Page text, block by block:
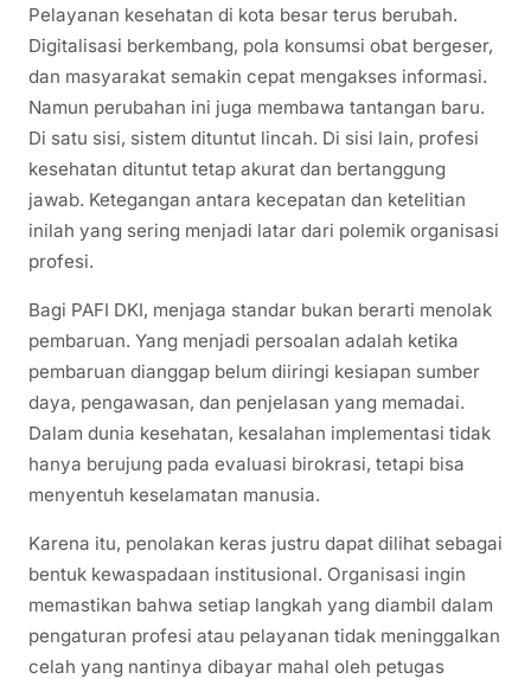
Pelayanan kesehatan di kota besar terus berubah.
Digitalisasi berkembang, pola konsumsi obat bergeser,
dan masyarakat semakin cepat mengakses informasi.
Namun perubahan ini juga membawa tantangan baru.
Di satu sisi, sistem dituntut lincah. Di sisi lain, profesi
kesehatan dituntut tetap akurat dan bertanggung
jawab. Ketegangan antara kecepatan dan ketelitian
inilah yang sering menjadi latar dari polemik organisasi
profesi.
Bagi PAFI DKI, menjaga standar bukan berarti menolak
pembaruan. Yang menjadi persoalan adalah ketika
pembaruan dianggap belum diiringi kesiapan sumber
daya, pengawasan, dan penjelasan yang memadai.
Dalam dunia kesehatan, kesalahan implementasi tidak
hanya berujung pada evaluasi birokrasi, tetapi bisa
menyentuh keselamatan manusia.
Karena itu, penolakan keras justru dapat dilihat sebagai
bentuk kewaspadaan institusional. Organisasi ingin
memastikan bahwa setiap langkah yang diambil dalam
pengaturan profesi atau pelayanan tidak meninggalkan
celah yang nantinya dibayar mahal oleh petugas